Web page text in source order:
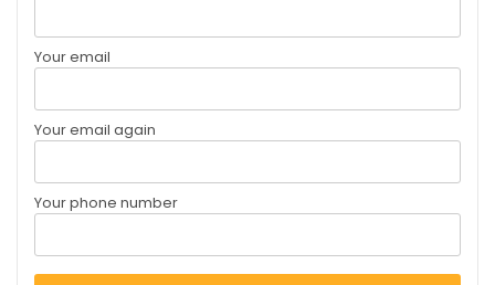
Your email
Your email again
Your phone number